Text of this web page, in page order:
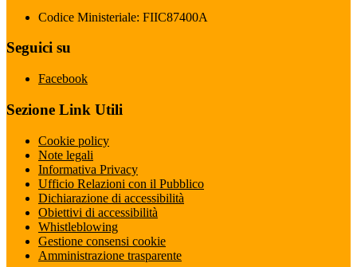
Codice Ministeriale: FIIC87400A
Seguici su
Facebook
Sezione Link Utili
Cookie policy
Note legali
Informativa Privacy
Ufficio Relazioni con il Pubblico
Dichiarazione di accessibilità
Obiettivi di accessibilità
Whistleblowing
Gestione consensi cookie
Amministrazione trasparente